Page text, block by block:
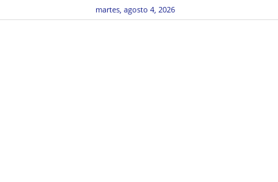
martes, agosto 4, 2026